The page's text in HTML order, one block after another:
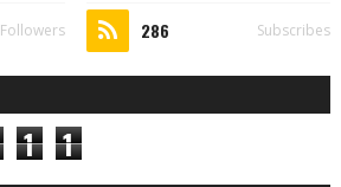
Followers 286 Subscribes
1 1